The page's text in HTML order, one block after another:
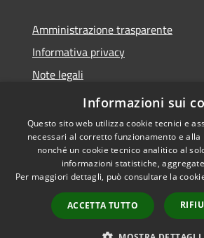
Amministrazione trasparente
Informativa privacy
Note legali
Dichiarazione di accessibilità
Accessibilità
San
Informazioni sui
Questo sito web utilizza cookie tecnici e
necessari al corretto funzionamento e alla
nonché un cookie tecnico analitico al
informazioni statistiche,
Per maggiori dettagli, può consultare la
ACCETTA TUTTO